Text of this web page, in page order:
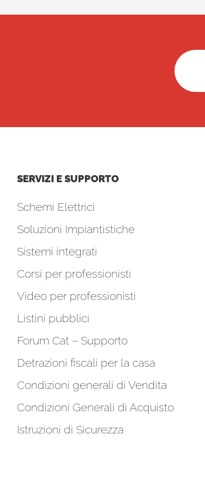
SERVIZI E SUPPORTO
Schemi Elettrici
Soluzioni Impiantistiche
Sistemi integrati
Corsi per professionisti
Video per professionisti
Listini pubblici
Forum Cat – Supporto
Detrazioni fiscali per la casa
Condizioni generali di Vendita
Condizioni Generali di Acquisto
Istruzioni di Sicurezza